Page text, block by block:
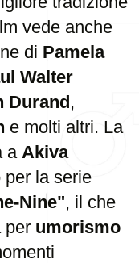
vede anche
di Pamela
Walter
Durand,
e molti altri. La
a Akiva
per la serie
Nine", il che
per umorismo